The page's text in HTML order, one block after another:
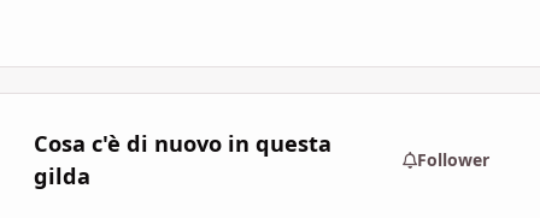
Cosa c'è di nuovo in questa
gilda
Follower